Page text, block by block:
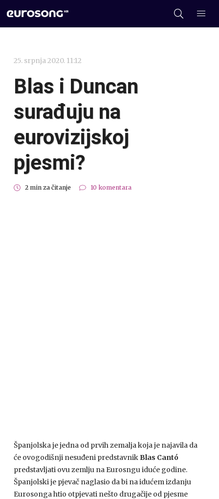
25. srpnja 2020. 11:12
Blas i Duncan
surađuju na
eurovizijskoj
pjesmi?
2 min za čitanje 10 komentara
Španjolska je jedna od prvih zemalja koja je najavila da
će ovogodišnji nesuđeni predstavnikBlas Cantó
predstavljati ovu zemlju na Eurosngu iduće godine.
Španjolski je pjevač naglasio da bi na idućem izdanju
Eurosonga htio otpjevati nešto drugačije od pjesme